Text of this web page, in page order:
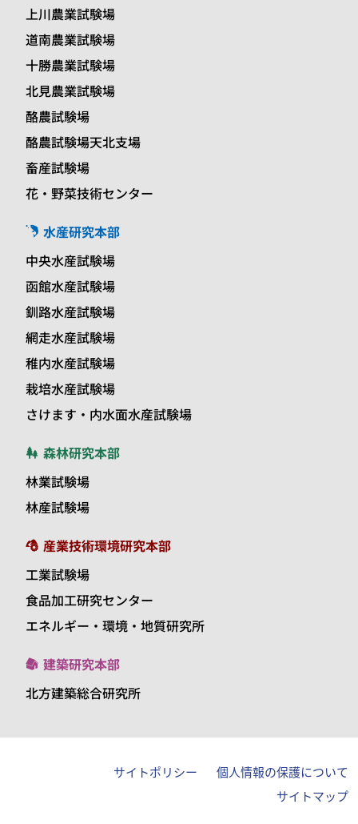
上川農業試験場
道南農業試験場
十勝農業試験場
北見農業試験場
酪農試験場
酪農試験場天北支場
畜産試験場
花・野菜技術センター
水産研究本部
中央水産試験場
函館水産試験場
釧路水産試験場
網走水産試験場
稚内水産試験場
栽培水産試験場
さけます・内水面水産試験場
森林研究本部
林業試験場
林産試験場
産業技術環境研究本部
工業試験場
食品加工研究センター
エネルギー・環境・地質研究所
建築研究本部
北方建築総合研究所
サイトポリシー
個人情報の保護について
サイトマップ